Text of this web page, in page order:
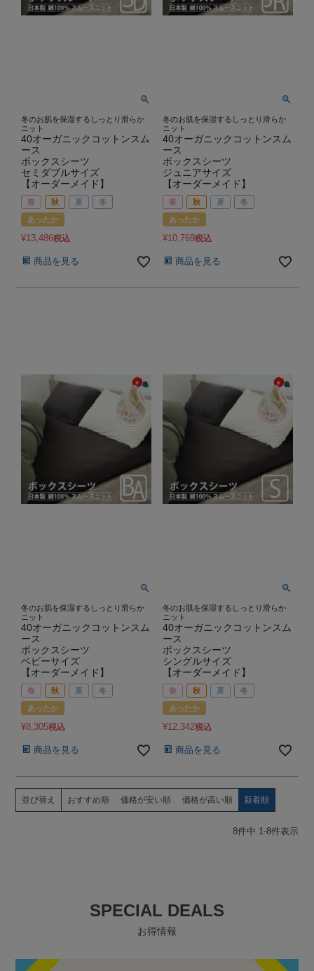
冬のお肌を保湿するしっとり滑らか
ニット
40オーガニックコットンスム
ース
ボックスシーツ
セミダブルサイズ
【オーダーメイド】
春 秋 夏 冬
あったか
¥13,486税込
商品を見る
冬のお肌を保湿するしっとり滑らか
ニット
40オーガニックコットンスム
ース
ボックスシーツ
ジュニアサイズ
【オーダーメイド】
春 秋 夏 冬
あったか
¥10,769税込
商品を見る
冬のお肌を保湿するしっとり滑らか
ニット
40オーガニックコットンスム
ース
ボックスシーツ
ベビーサイズ
【オーダーメイド】
春 秋 夏 冬
あったか
¥8,305税込
商品を見る
冬のお肌を保湿するしっとり滑らか
ニット
40オーガニックコットンスム
ース
ボックスシーツ
シングルサイズ
【オーダーメイド】
春 秋 夏 冬
あったか
¥12,342税込
商品を見る
並び替え おすすめ順 価格が安い順 価格が高い順 新着順
8件中 1-8件表示
SPECIAL DEALS
お得情報